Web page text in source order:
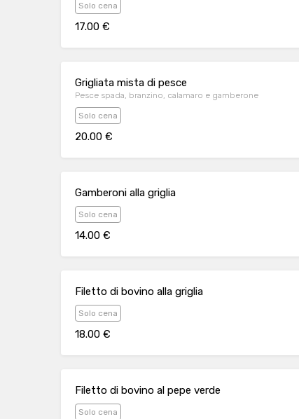
Solo cena
17.00 €
Grigliata mista di pesce
Pesce spada, branzino, calamaro e gamberone
Solo cena
20.00 €
Gamberoni alla griglia
Solo cena
14.00 €
Filetto di bovino alla griglia
Solo cena
18.00 €
Filetto di bovino al pepe verde
Solo cena